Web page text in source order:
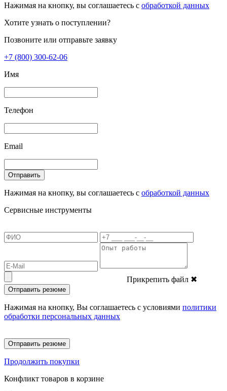
Нажимая на кнопку, вы соглашаетесь с обработкой данных
Хотите узнать о поступлении?
Позвоните или отправьте заявку
+7 (800) 300-62-06
Имя
Телефон
Email
Отправить
Нажимая на кнопку, вы соглашаетесь с обработкой данных
Сервисные инструменты
Прикрепить файл ✖
Отправить резюме
Нажимая на кнопку, Вы соглашаетесь с условиями политики
обработки персональных данных
Отправить резюме
Продолжить покупки
Конфликт товаров в корзине